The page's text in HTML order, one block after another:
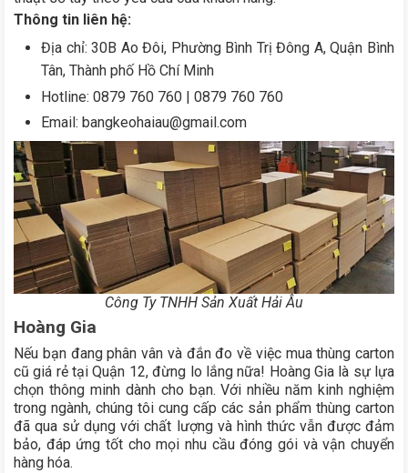
Thông tin liên hệ:
Địa chỉ: 30B Ao Đôi, Phường Bình Trị Đông A, Quận Bình
Tân, Thành phố Hồ Chí Minh
Hotline: 0879 760 760 | 0879 760 760
Email: bangkeohaiau@gmail.com
Công Ty TNHH Sản Xuất Hải Âu
Hoàng Gia
Nếu bạn đang phân vân và đắn đo về việc mua thùng carton
cũ giá rẻ tại Quận 12, đừng lo lắng nữa! Hoàng Gia là sự lựa
chọn thông minh dành cho bạn. Với nhiều năm kinh nghiệm
trong ngành, chúng tôi cung cấp các sản phẩm thùng carton
đã qua sử dụng với chất lượng và hình thức vẫn được đảm
bảo, đáp ứng tốt cho mọi nhu cầu đóng gói và vận chuyển
hàng hóa.